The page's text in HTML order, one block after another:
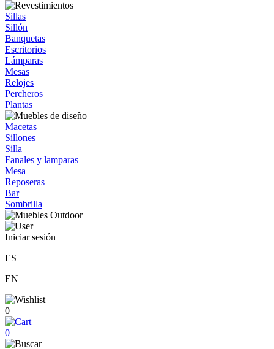
Sillas
Sillón
Banquetas
Escritorios
Lámparas
Mesas
Relojes
Percheros
Plantas
Macetas
Sillones
Silla
Fanales y lamparas
Mesa
Reposeras
Bar
Sombrilla
Iniciar sesión
ES
EN
0
0